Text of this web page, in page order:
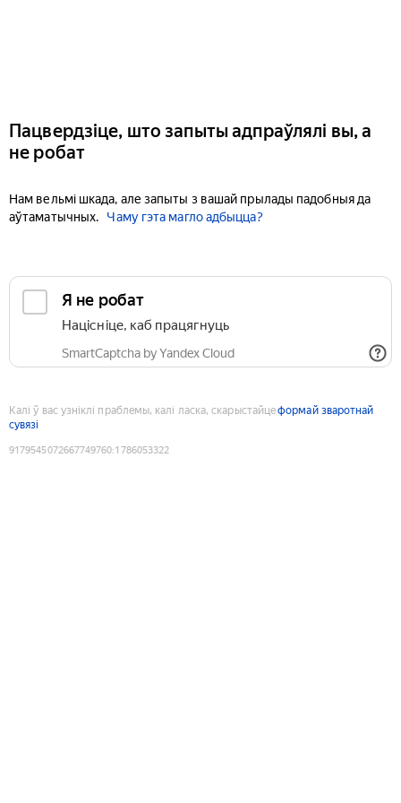
Пацвердзіце, што запыты адпраўлялі вы, а
не робат
Нам вельмі шкада, але запыты з вашай прылады падобныя да
аўтаматычных.
Чаму гэта магло адбыцца?
Я не робат
Націсніце, каб працягнуць
SmartCaptcha by Yandex Cloud
Калі ў вас узніклі праблемы, калі ласка, скарыстайцеформай зваротнай
сувязі
9179545072667749760:1786053322